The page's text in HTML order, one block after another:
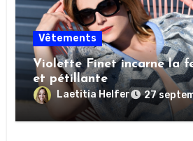
Vêtements
Violette Finet incarne la
et pétillante
Laetitia Helfer 27